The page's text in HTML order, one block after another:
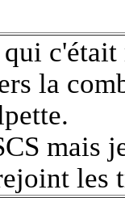
qui
la
mais
les